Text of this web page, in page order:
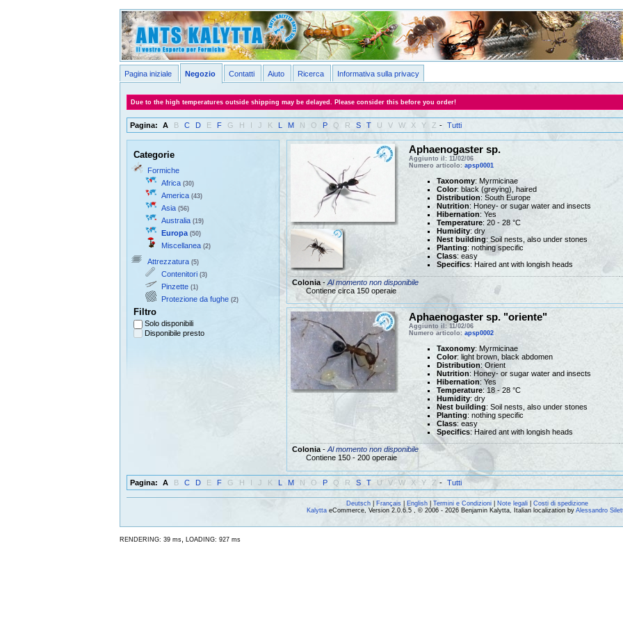
Pagina iniziale Negozio Contatti Aiuto Ricerca Informativa sulla privacy
Due to the high temperatures outside shipping may be delayed. Please consider this before you order!
Pagina: A B C D E F G H I J K L M N O P Q R S T U V W X Y Z - Tutti
Categorie
Formiche
Africa (30)
America (43)
Asia (56)
Australia (19)
Europa (50)
Miscellanea (2)
Attrezzatura (5)
Contenitori (3)
Pinzette (1)
Protezione da fughe (2)
Filtro
Solo disponibili
Disponibile presto
Aphaenogaster sp.
Aggiunto il: 11/02/06
Numero articolo: apsp0001
Taxonomy: Myrmicinae
Color: black (greying), haired
Distribution: South Europe
Nutrition: Honey- or sugar water and insects
Hibernation: Yes
Temperature: 20 - 28 °C
Humidity: dry
Nest building: Soil nests, also under stones
Planting: nothing specific
Class: easy
Specifics: Haired ant with longish heads
Colonia- Al momento non disponibile
Contiene circa 150 operaie
Aphaenogaster sp. "oriente"
Aggiunto il: 11/02/06
Numero articolo: apsp0002
Taxonomy: Myrmicinae
Color: light brown, black abdomen
Distribution: Orient
Nutrition: Honey- or sugar water and insects
Hibernation: Yes
Temperature: 18 - 28 °C
Humidity: dry
Nest building: Soil nests, also under stones
Planting: nothing specific
Class: easy
Specifics: Haired ant with longish heads
Colonia- Al momento non disponibile
Contiene 150 - 200 operaie
Pagina: A B C D E F G H I J K L M N O P Q R S T U V W X Y Z - Tutti
Deutsch Français English Termini e Condizioni Note legali
Costi di spedizione
Kalytta eCommerce, Version 2.0.6.5 , © 2006 - 2026 Benjamin Kalytta, Italian localization by Alessandro
RENDERING: 39 ms LOADING: 927 ms